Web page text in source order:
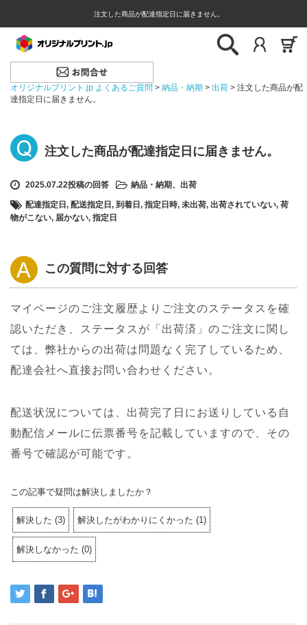
注文した商品が配達指定日に届きません。
オリジナルプリント.jp よくあるご質問 > 納品・納期 > 出荷 > 注文した商品が配
達指定日に届きません。
注文した商品が配達指定日に届きません。
2025.07.22投稿の回答 納品・納期、 出荷
配達指定日 , 配送指定日 , 到着日 , 指定日時, 未出荷, 出荷されていない, 荷
物がこない, 届かない, 指定日
この質問に対する回答
マイページのご注文履歴よりご注文のステータスを確
認いただき、ステータスが「出荷済」のご注文に関し
ては、弊社からの出荷は問題なく完了しているため、
配達会社へ直接お問い合わせください。
配送状況については、出荷完了日にお送りしている自
動配信メールに伝票番号を記載していますので、その
番号で確認が可能です。
この記事で疑問は解決しましたか？
解決した (3) 解決したがわかりにくかった (1)
解決しなかった (0)